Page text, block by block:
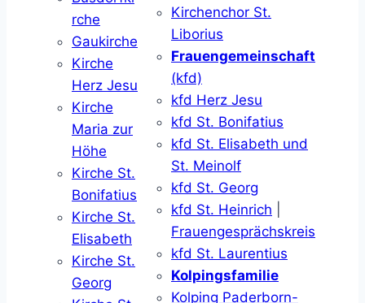
rche
Gaukirche
Kirche
Herz Jesu
Kirche
Maria zur
Höhe
Kirche St.
Bonifatius
Kirche St.
Elisabeth
Kirche St.
Georg
Kirchenchor St.
Liborius
Frauengemeinschaft
(kfd)
kfd Herz Jesu
kfd St. Bonifatius
kfd St. Elisabeth und
St. Meinolf
kfd St. Georg
kfd St. Heinrich
Frauengesprächskreis
kfd St. Laurentius
Kolpingsfamilie
Kolping Paderborn-